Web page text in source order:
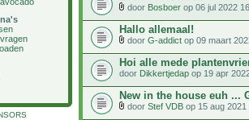
door Bosboer op 06 jul 2022
Hallo allemaal!
door G-addict op 09 maart
Hoi alle mede
door Dikkertjedap op 19 apr
New in the house euh ...
door Stef VDB op 15 aug 2021